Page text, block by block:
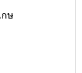
ษ